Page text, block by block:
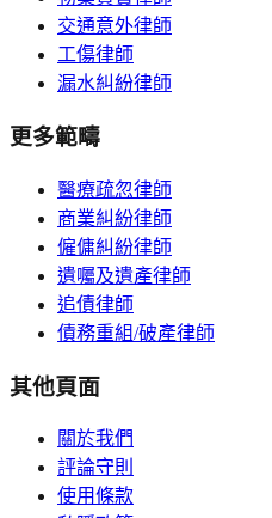
交通意外律師
工傷律師
漏水糾紛律師
更多範疇
醫療疏忽律師
商業糾紛律師
僱傭糾紛律師
遺囑及遺產律師
追債律師
債務重組/破產律師
其他頁面
關於我們
評論守則
使用條款